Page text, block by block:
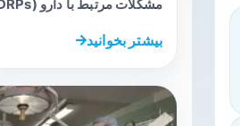
مشکلات مرتبط با دارو (DRPs) در بیماران…
بیشتر بخوانید